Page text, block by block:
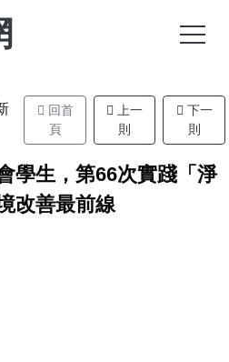
回首
頁
上一
則
下一
則
學生，第66次實踐「淨
改善最前線